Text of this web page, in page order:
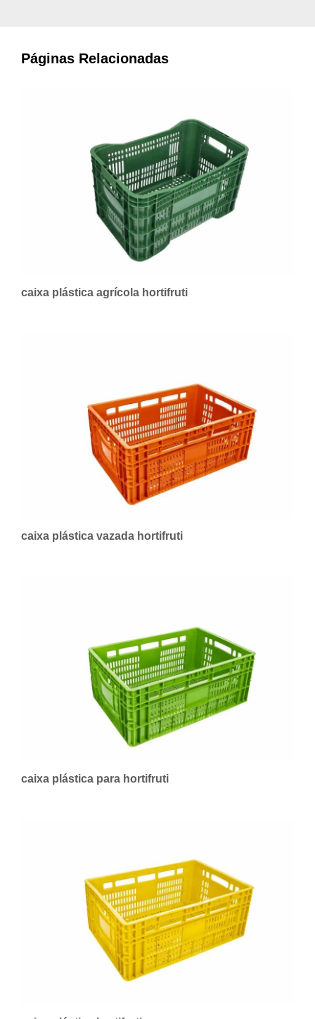
Páginas Relacionadas
caixa plástica agrícola hortifruti
caixa plástica vazada hortifruti
caixa plástica para hortifruti